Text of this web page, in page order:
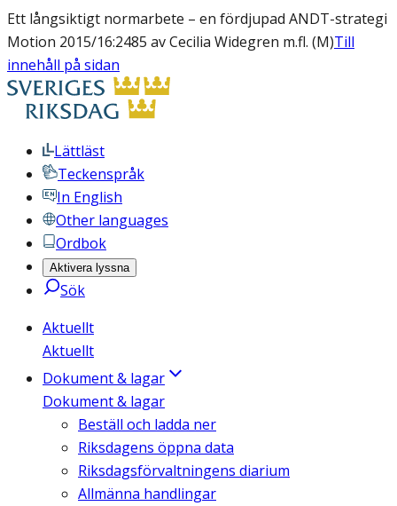
Ett långsiktigt normarbete – en fördjupad ANDT-strategi
Motion 2015/16:2485 av Cecilia Widegren m.fl. (M)Till
innehåll på sidan
Lättläst
Teckenspråk
In English
Other languages
Ordbok
Aktivera lyssna
Sök
Aktuellt
Aktuellt
Dokument & lagar
Dokument & lagar
Beställ och ladda ner
Riksdagens öppna data
Riksdagsförvaltningens diarium
Allmänna handlingar